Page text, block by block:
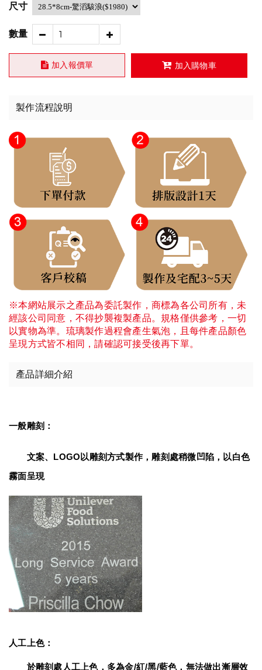
尺寸
數量
加入報價單 加入購物車
製作流程說明
※本網站展示之產品為委託製作，商標為各公司所有，未
經該公司同意，不得抄襲複製產品。規格僅供參考，一切
以實物為準。琉璃製作過程會產生氣泡，且每件產品顏色
呈現方式皆不相同，請確認可接受後再下單。
產品詳細介紹
一般雕刻：
文案、LOGO以雕刻方式製作，雕刻處稍微凹陷，以白色
霧面呈現
人工上色：
於雕刻處人工上色，多為金/紅/黑/藍色，無法做出漸層效